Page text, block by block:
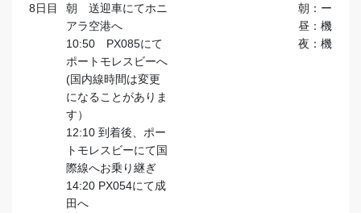
8日目
朝 送迎車にてホニ
アラ空港へ
10:50 PX085にて
ポートモレスビーへ
(国内線時間は変更
になることがありま
す）
12:10 到着後、ポー
トモレスビーにて国
際線へお乗り継ぎ
14:20 PX054にて成
田へ
朝：ー
昼：機
夜：機